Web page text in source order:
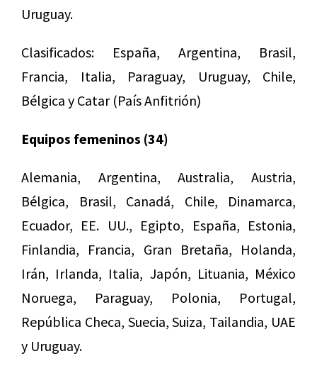
Uruguay.
Clasificados: España, Argentina, Brasil,
Francia, Italia, Paraguay, Uruguay, Chile,
Bélgica y Catar (País Anfitrión)
Equipos femeninos (34)
Alemania, Argentina, Australia, Austria,
Bélgica, Brasil, Canadá, Chile, Dinamarca,
Ecuador, EE. UU., Egipto, España, Estonia,
Finlandia, Francia, Gran Bretaña, Holanda,
Irán, Irlanda, Italia, Japón, Lituania, México
Noruega, Paraguay, Polonia, Portugal,
República Checa, Suecia, Suiza, Tailandia, UAE
y Uruguay.